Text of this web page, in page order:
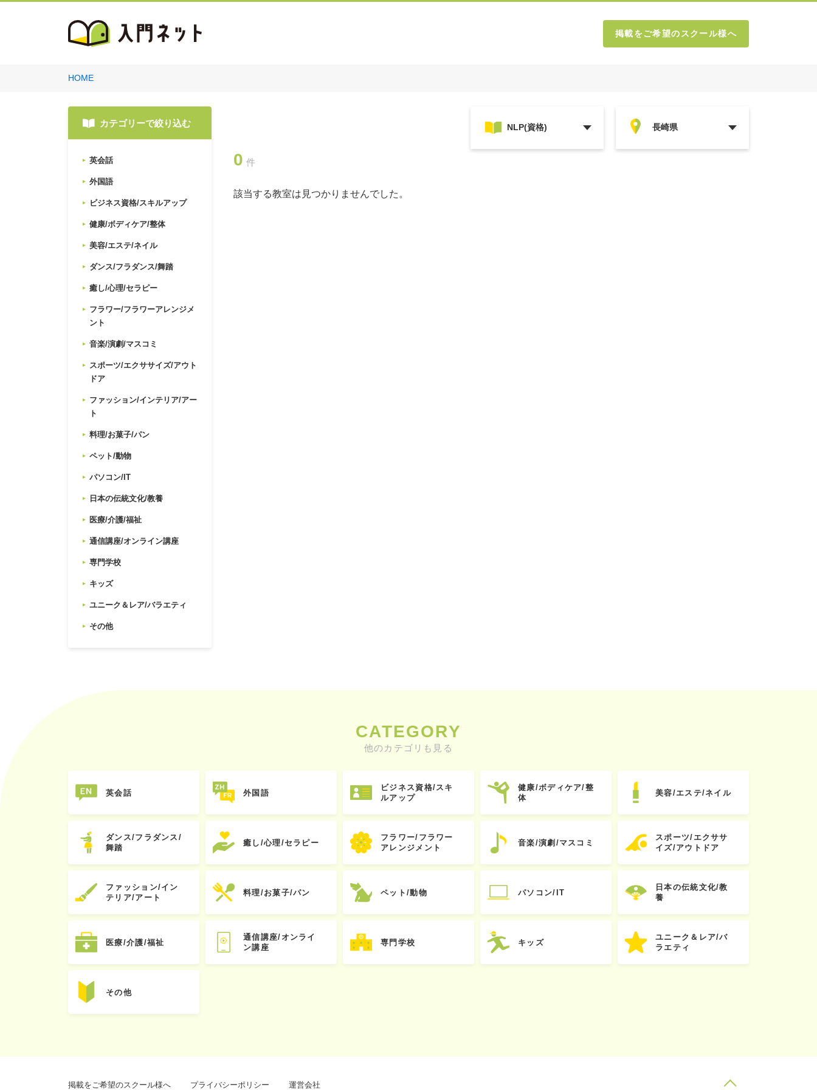
掲載をご希望のスクール様へ
HOME
カテゴリーで絞り込む
英会話
外国語
ビジネス資格/スキルアップ
健康/ボディケア/整体
美容/エステ/ネイル
ダンス/フラダンス/舞踏
癒し/心理/セラピー
フラワー/フラワーアレンジメ
ント
音楽/演劇/マスコミ
スポーツ/エクササイズ/アウト
ドア
ファッション/インテリア/アー
ト
料理/お菓子/パン
ペット/動物
パソコン/IT
日本の伝統文化/教養
医療/介護/福祉
通信講座/オンライン講座
専門学校
キッズ
ユニーク＆レア/バラエティ
その他
0 件
該当する教室は見つかりませんでした。
CATEGORY
他のカテゴリも見る
英会話 外国語
ビジネス資格/スキ
ルアップ
健康/ボディケア/整
体
美容/エステ/ネイル
ダンス/フラダンス/
舞踏
癒し/心理/セラピー
フラワー/フラワー
アレンジメント
音楽/演劇/マスコミ
スポーツ/エクササ
イズ/アウトドア
ファッション/イン
テリア/アート
料理/お菓子/パン ペット/動物 パソコン/IT
日本の伝統文化/教
養
医療/介護/福祉
通信講座/オンライ
ン講座
専門学校 キッズ
ユニーク＆レア/バ
ラエティ
その他
掲載をご希望のスクール様へ プライバシーポリシー 運営会社